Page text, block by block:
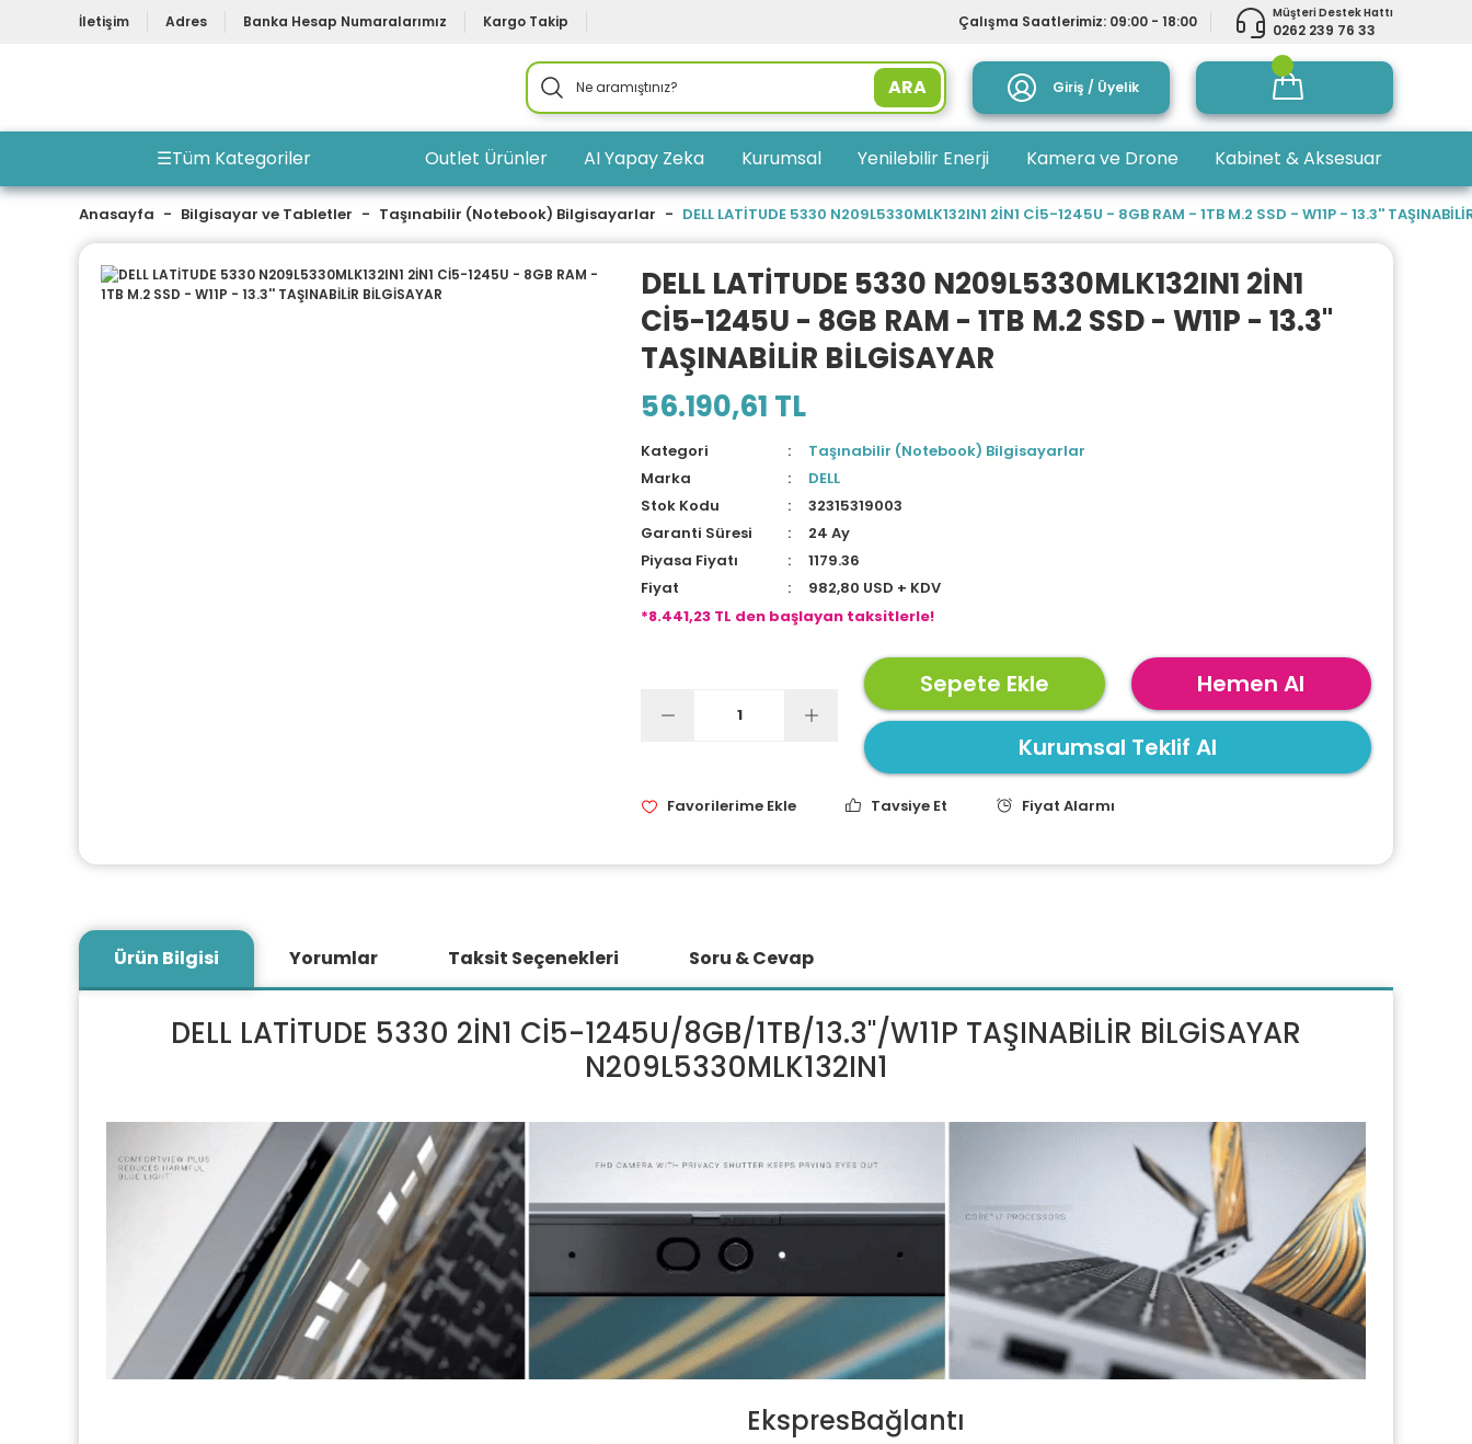
İletişim Adres Banka Hesap Numaralarımız Kargo Takip Çalışma Saatlerimiz: 09:00 - 18:00 Müşteri Destek Hattı
0262 239 76 33
ARA Giriş / Üyelik
☰Tüm Kategoriler Outlet Ürünler AI Yapay Zeka Kurumsal Yenilebilir Enerji Kamera ve Drone Kabinet & Aksesuar
Anasayfa Bilgisayar ve Tabletler Taşınabilir (Notebook) Bilgisayarlar DELL LATİTUDE 5330 N209L5330MLK132IN1 2İN1 Cİ5-1245U - 8GB RAM - 1TB M.2 SSD - W11P - 13.3''
DELL LATİTUDE 5330 N209L5330MLK132IN1 2İN1
Cİ5-1245U - 8GB RAM - 1TB M.2 SSD - W11P - 13.3''
TAŞINABİLİR BİLGİSAYAR
56.190,61 TL
Kategori
Taşınabilir (Notebook) Bilgisayarlar
Marka
DELL
Stok Kodu
32315319003
Garanti Süresi
24 Ay
Piyasa Fiyatı
1179.36
Fiyat
982,80 USD + KDV
*8.441,23 TL den başlayan taksitlerle!
Sepete Ekle Hemen Al
Kurumsal Teklif Al
Tavsiye Et Fiyat Alarmı
Ürün Bilgisi Yorumlar Taksit Seçenekleri Soru & Cevap
DELL LATİTUDE 5330 2İN1 Cİ5-1245U/8GB/1TB/13.3''/W11P TAŞINABİLİR BİLGİSAYAR
N209L5330MLK132IN1
EkspresBağlantı